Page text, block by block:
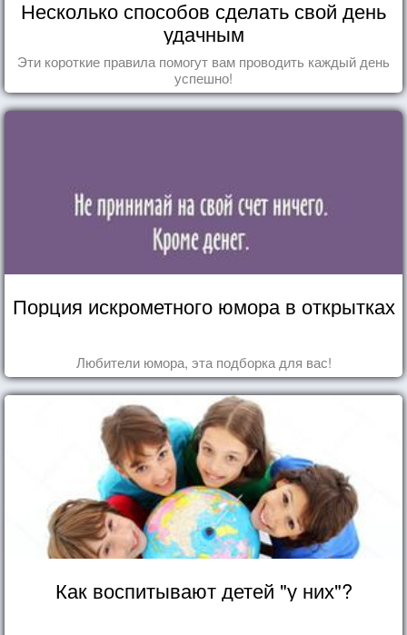
Несколько способов сделать свой день
удачным
Эти короткие правила помогут вам проводить каждый день
успешно!
Порция искрометного юмора в открытках
Любители юмора, эта подборка для вас!
Как воспитывают детей "у них"?